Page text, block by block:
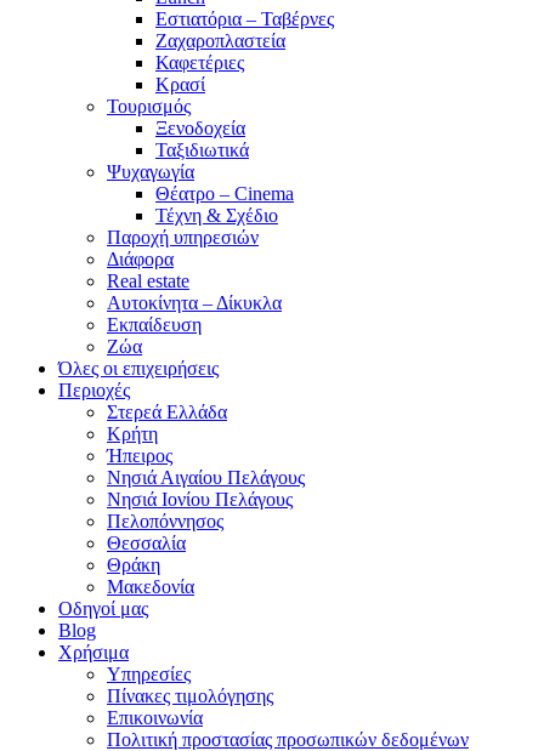
Εστιατόρια – Ταβέρνες
Ζαχαροπλαστεία
Καφετέριες
Κρασί
Τουρισμός
Ξενοδοχεία
Ταξιδιωτικά
Ψυχαγωγία
Θέατρο – Cinema
Τέχνη & Σχέδιο
Παροχή υπηρεσιών
Διάφορα
Real estate
Αυτοκίνητα – Δίκυκλα
Εκπαίδευση
Ζώα
Όλες οι επιχειρήσεις
Περιοχές
Στερεά Ελλάδα
Κρήτη
Ήπειρος
Νησιά Αιγαίου Πελάγους
Νησιά Ιονίου Πελάγους
Πελοπόννησος
Θεσσαλία
Θράκη
Μακεδονία
Οδηγοί μας
Blog
Χρήσιμα
Υπηρεσίες
Πίνακες τιμολόγησης
Επικοινωνία
Πολιτική προστασίας προσωπικών δεδομένων